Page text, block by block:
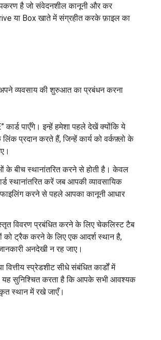
है जो संवेदनशील कानूनी और कर
या Box खाते में संग्रहीत करके फ़ाइल का
व्यवसाय की शुरुआत का प्रबंधन करना
कार्ड पाएँगे। इन्हें हमेशा पहले देखें क्योंकि ये
लिंक प्रदान करते हैं, जिन्हें कार्य को वर्कफ़्लो के
के बीच स्थानांतरित करने से होती है। केवल
स्थानांतरित करें जब आपकी व्यावसायिक
करने से पहले आपका कानूनी आधार
विवरण प्रबंधित करने के लिए चेकलिस्ट टैब
को ट्रैक करने के लिए एक आदर्श स्थान है,
अनदेखी न रह जाए।
स्प्रेडशीट सीधे संबंधित कार्डों में
सुनिश्चित करता है कि आपके सभी आवश्यक
स्थान में रखे जाएँ।